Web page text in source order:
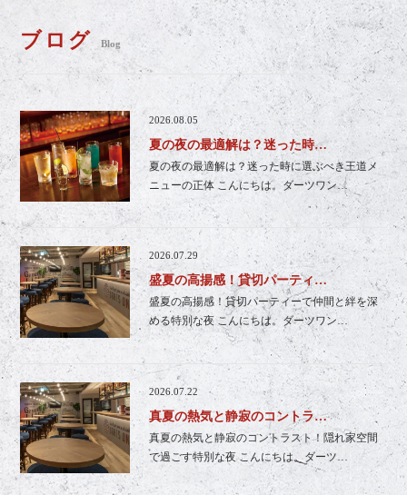
ブログ Blog
2026.08.05
夏の夜の最適解は？迷った時…
夏の夜の最適解は？迷った時に選ぶべき王道メ
ニューの正体 こんにちは。ダーツワン…
2026.07.29
盛夏の高揚感！貸切パーティ…
盛夏の高揚感！貸切パーティーで仲間と絆を深
める特別な夜 こんにちは。ダーツワン…
2026.07.22
真夏の熱気と静寂のコントラ…
真夏の熱気と静寂のコントラスト！隠れ家空間
で過ごす特別な夜 こんにちは。ダーツ…